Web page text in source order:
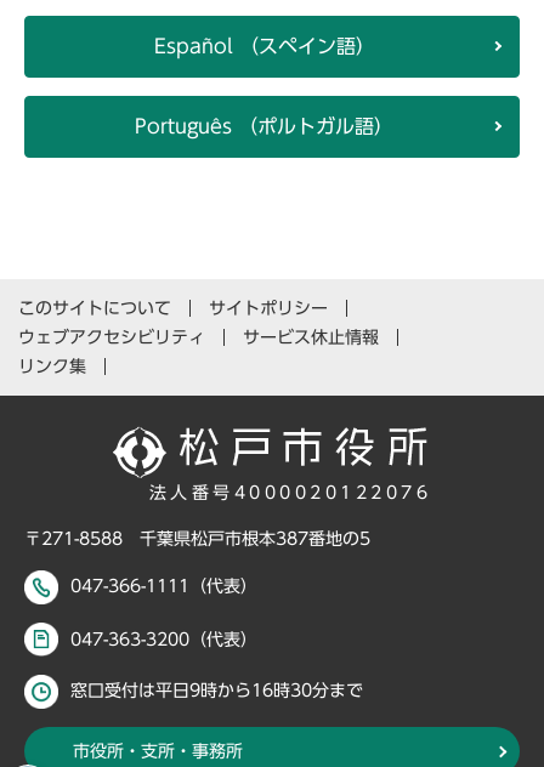
Español （スペイン語）
Português （ポルトガル語）
このサイトについて
サイトポリシー
ウェブアクセシビリティ
サービス休止情報
リンク集
法人番号4000020122076
〒271-8588 千葉県松戸市根本387番地の5
047-366-1111（代表）
047-363-3200（代表）
窓口受付は平日9時から16時30分まで
市役所・支所・事務所